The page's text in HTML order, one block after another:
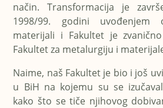
način. Transformacija je
1998/99. godini uvođenjem
materijali i Fakultet je
Fakultet za metalurgiju i
Naime, naš Fakultet je bio i još
u BiH na kojemu su se
kako što se tiče njihovog